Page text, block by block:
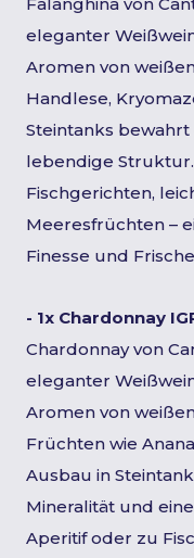
eleganter
Aromen von
Handlese,
Steintanks
lebendige
Fischgerichten,
Meeresfrüchten –
Finesse und
- 1x Chardonnay
Chardonnay von
eleganter
Aromen von
Früchten wie
Ausbau in
Mineralität und
Aperitif oder zu